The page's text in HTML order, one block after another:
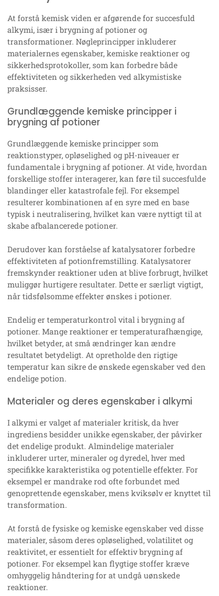
At forstå kemisk viden er afgørende for succesfuld
alkymi, især i brygning af potioner og
transformationer. Nøgleprincipper inkluderer
materialernes egenskaber, kemiske reaktioner og
sikkerhedsprotokoller, som kan forbedre både
effektiviteten og sikkerheden ved alkymistiske
praksisser.
Grundlæggende kemiske principper i
brygning af potioner
Grundlæggende kemiske principper som
reaktionstyper, opløselighed og pH-niveauer er
fundamentale i brygning af potioner. At vide, hvordan
forskellige stoffer interagerer, kan føre til succesfulde
blandinger eller katastrofale fejl. For eksempel
resulterer kombinationen af en syre med en base
typisk i neutralisering, hvilket kan være nyttigt til at
skabe afbalancerede potioner.
Derudover kan forståelse af katalysatorer forbedre
effektiviteten af potionfremstilling. Katalysatorer
fremskynder reaktioner uden at blive forbrugt, hvilket
muliggør hurtigere resultater. Dette er særligt vigtigt,
når tidsfølsomme effekter ønskes i potioner.
Endelig er temperaturkontrol vital i brygning af
potioner. Mange reaktioner er temperaturafhængige,
hvilket betyder, at små ændringer kan ændre
resultatet betydeligt. At opretholde den rigtige
temperatur kan sikre de ønskede egenskaber ved den
endelige potion.
Materialer og deres egenskaber i alkymi
I alkymi er valget af materialer kritisk, da hver
ingrediens besidder unikke egenskaber, der påvirker
det endelige produkt. Almindelige materialer
inkluderer urter, mineraler og dyredel, hver med
specifikke karakteristika og potentielle effekter. For
eksempel er mandrake rod ofte forbundet med
genoprettende egenskaber, mens kviksølv er knyttet til
transformation.
At forstå de fysiske og kemiske egenskaber ved disse
materialer, såsom deres opløselighed, volatilitet og
reaktivitet, er essentielt for effektiv brygning af
potioner. For eksempel kan flygtige stoffer kræve
omhyggelig håndtering for at undgå uønskede
reaktioner.